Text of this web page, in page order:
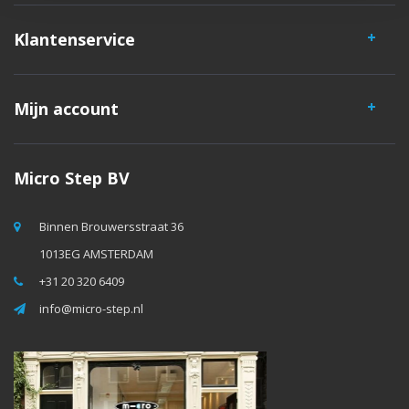
Klantenservice
Mijn account
Micro Step BV
Binnen Brouwersstraat 36
1013EG AMSTERDAM
+31 20 320 6409
info@micro-step.nl